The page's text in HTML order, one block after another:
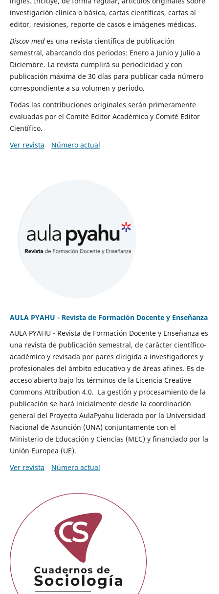
investigación clínica o básica, cartas científicas, cartas al
editor, revisiones, reporte de casos e imágenes médicas.
Discov medes una revista científica de publicación
semestral, abarcando dos periodos: Enero a Junio y Julio a
Diciembre. La revista cumplirá su periodicidad y con
publicación máxima de 30 días para publicar cada número
correspondiente a su volumen y periodo.
Todas las contribuciones originales serán primeramente
evaluadas por el Comité Editor Académico y Comité Editor
Científico.
Ver revista
Número actual
AULA PYAHU - Revista de Formación Docente y Enseñanza
AULA PYAHU - Revista de Formación Docente y Enseñanza es
una revista de publicación semestral, de carácter científico-
académico y revisada por pares dirigida a investigadores y
profesionales del ámbito educativo y de áreas afines. Es de
acceso abierto bajo los términos de la Licencia Creative
Commons Attribution 4.0. La gestión y procesamiento de la
publicación se hará inicialmente desde la coordinación
general del Proyecto AulaPyahu liderado por la Universidad
Nacional de Asunción (UNA) conjuntamente con el
Ministerio de Educación y Ciencias (MEC) y financiado por la
Unión Europea (UE).
Ver revista
Número actual